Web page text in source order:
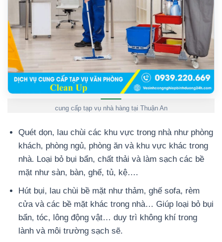
cung cấp tạp vụ nhà hàng tại Thuận An
Quét dọn, lau chùi các khu vực trong nhà như phòng
khách, phòng ngủ, phòng ăn và khu vực khác trong
nhà. Loại bỏ bụi bẩn, chất thải và làm sạch các bề
mặt như sàn, bàn, ghế, tủ, kệ….
Hút bụi, lau chùi bề mặt như thảm, ghế sofa, rèm
cửa và các bề mặt khác trong nhà… Giúp loại bỏ bụi
bẩn, tóc, lông động vật… duy trì không khí trong
lành và môi trường sạch sẽ.